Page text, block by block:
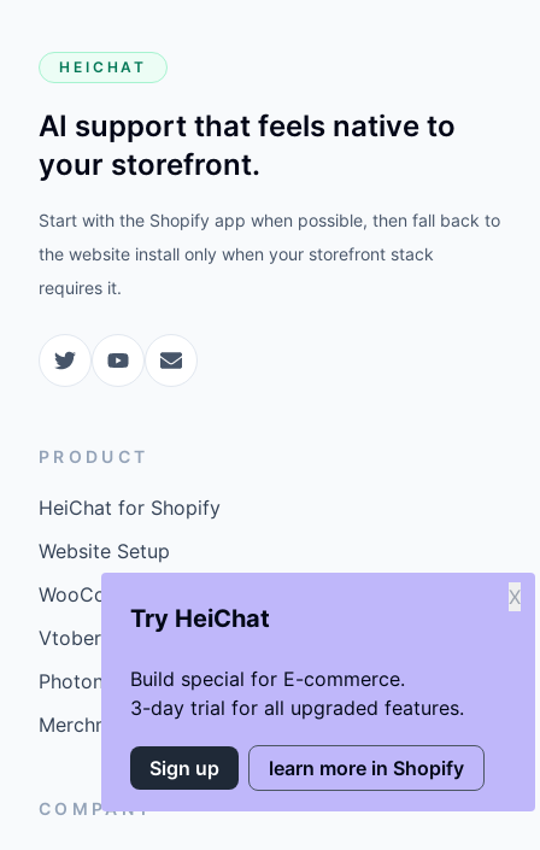
Try HeiChat
Build special for E-commerce.
3-day trial for all upgraded features.
X
Sign up learn more in Shopify
HEICHAT
AI support that feels native to
your storefront.
Start with the Shopify app when possible, then fall back to
the website install only when your storefront stack
requires it.
PRODUCT
HeiChat for Shopify
Website Setup
WooCommerce Plugin
Vtober
Photoniex
MerchmindAI
COMPANY